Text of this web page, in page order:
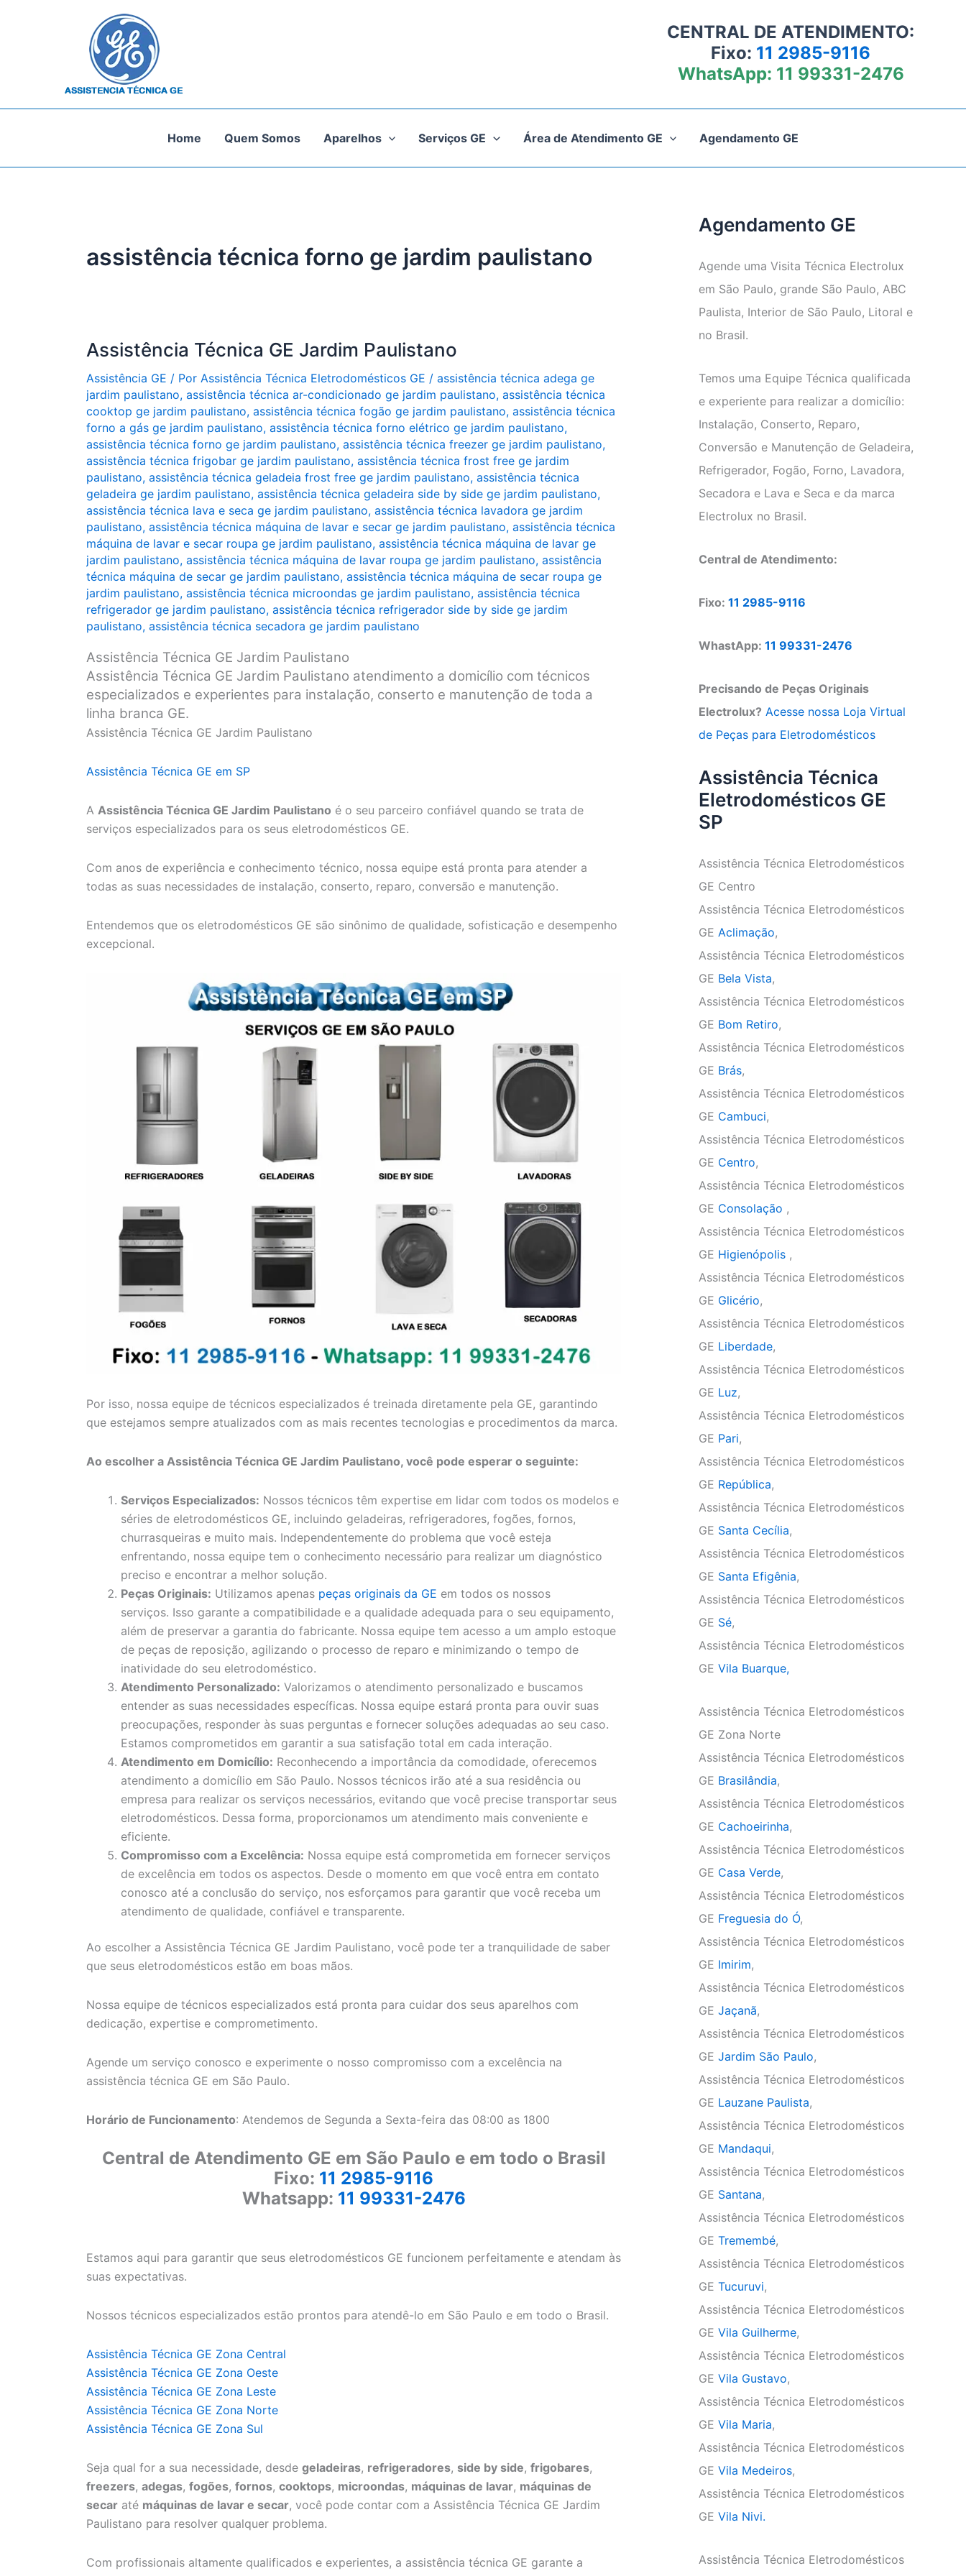
CENTRAL DE ATENDIMENTO:
Fixo: 11 2985-9116
WhatsApp: 11 99331-2476
Home Quem Somos Aparelhos Serviços GE Área de Atendimento GE Agendamento GE
assistência técnica forno ge jardim paulistano
Assistência Técnica GE Jardim Paulistano
Assistência GE / Por Assistência Técnica Eletrodomésticos GE / assistência técnica adega ge
jardim paulistano, assistência técnica ar-condicionado ge jardim paulistano, assistência técnica
cooktop ge jardim paulistano, assistência técnica fogão ge jardim paulistano, assistência técnica
forno a gás ge jardim paulistano, assistência técnica forno elétrico ge jardim paulistano,
assistência técnica forno ge jardim paulistano, assistência técnica freezer ge jardim paulistano,
assistência técnica frigobar ge jardim paulistano, assistência técnica frost free ge jardim
paulistano, assistência técnica geladeia frost free ge jardim paulistano, assistência técnica
geladeira ge jardim paulistano, assistência técnica geladeira side by side ge jardim paulistano,
assistência técnica lava e seca ge jardim paulistano, assistência técnica lavadora ge jardim
paulistano, assistência técnica máquina de lavar e secar ge jardim paulistano, assistência técnica
máquina de lavar e secar roupa ge jardim paulistano, assistência técnica máquina de lavar ge
jardim paulistano, assistência técnica máquina de lavar roupa ge jardim paulistano, assistência
técnica máquina de secar ge jardim paulistano, assistência técnica máquina de secar roupa ge
jardim paulistano, assistência técnica microondas ge jardim paulistano, assistência técnica
refrigerador ge jardim paulistano, assistência técnica refrigerador side by side ge jardim
paulistano, assistência técnica secadora ge jardim paulistano
Assistência Técnica GE Jardim Paulistano
Assistência Técnica GE Jardim Paulistano atendimento a domicílio com técnicos
especializados e experientes para instalação, conserto e manutenção de toda a
linha branca GE.
Assistência Técnica GE Jardim Paulistano
Assistência Técnica GE em SP
A Assistência Técnica GE Jardim Paulistano é o seu parceiro confiável quando se trata de
serviços especializados para os seus eletrodomésticos GE.
Com anos de experiência e conhecimento técnico, nossa equipe está pronta para atender a
todas as suas necessidades de instalação, conserto, reparo, conversão e manutenção.
Entendemos que os eletrodomésticos GE são sinônimo de qualidade, sofisticação e desempenho
excepcional.
Por isso, nossa equipe de técnicos especializados é treinada diretamente pela GE, garantindo
que estejamos sempre atualizados com as mais recentes tecnologias e procedimentos da marca.
Ao escolher a Assistência Técnica GE Jardim Paulistano, você pode esperar o seguinte:
Serviços Especializados: Nossos técnicos têm expertise em lidar com todos os modelos e
séries de eletrodomésticos GE, incluindo geladeiras, refrigeradores, fogões, fornos,
churrasqueiras e muito mais. Independentemente do problema que você esteja
enfrentando, nossa equipe tem o conhecimento necessário para realizar um diagnóstico
preciso e encontrar a melhor solução.
Peças Originais: Utilizamos apenas peças originais da GE em todos os nossos
serviços. Isso garante a compatibilidade e a qualidade adequada para o seu equipamento,
além de preservar a garantia do fabricante. Nossa equipe tem acesso a um amplo estoque
de peças de reposição, agilizando o processo de reparo e minimizando o tempo de
inatividade do seu eletrodoméstico.
Atendimento Personalizado: Valorizamos o atendimento personalizado e buscamos
entender as suas necessidades específicas. Nossa equipe estará pronta para ouvir suas
preocupações, responder às suas perguntas e fornecer soluções adequadas ao seu caso.
Estamos comprometidos em garantir a sua satisfação total em cada interação.
Atendimento em Domicílio: Reconhecendo a importância da comodidade, oferecemos
atendimento a domicílio em São Paulo. Nossos técnicos irão até a sua residência ou
empresa para realizar os serviços necessários, evitando que você precise transportar seus
eletrodomésticos. Dessa forma, proporcionamos um atendimento mais conveniente e
eficiente.
Compromisso com a Excelência: Nossa equipe está comprometida em fornecer serviços
de excelência em todos os aspectos. Desde o momento em que você entra em contato
conosco até a conclusão do serviço, nos esforçamos para garantir que você receba um
atendimento de qualidade, confiável e transparente.
Ao escolher a Assistência Técnica GE Jardim Paulistano, você pode ter a tranquilidade de saber
que seus eletrodomésticos estão em boas mãos.
Nossa equipe de técnicos especializados está pronta para cuidar dos seus aparelhos com
dedicação, expertise e comprometimento.
Agende um serviço conosco e experimente o nosso compromisso com a excelência na
assistência técnica GE em São Paulo.
Horário de Funcionamento: Atendemos de Segunda a Sexta-feira das 08:00 as 1800
Central de Atendimento GE em São Paulo e em todo o Brasil
Fixo: 11 2985-9116
Whatsapp: 11 99331-2476
Estamos aqui para garantir que seus eletrodomésticos GE funcionem perfeitamente e atendam às
suas expectativas.
Nossos técnicos especializados estão prontos para atendê-lo em São Paulo e em todo o Brasil.
Assistência Técnica GE Zona Central
Assistência Técnica GE Zona Oeste
Assistência Técnica GE Zona Leste
Assistência Técnica GE Zona Norte
Assistência Técnica GE Zona Sul
Seja qual for a sua necessidade, desde geladeiras, refrigeradores, side by side, frigobares,
freezers, adegas, fogões, fornos, cooktops, microondas, máquinas de lavar, máquinas de
secar até máquinas de lavar e secar, você pode contar com a Assistência Técnica GE Jardim
Paulistano para resolver qualquer problema.
Com profissionais altamente qualificados e experientes, a assistência técnica GE garante a
Agendamento GE
Agende uma Visita Técnica Electrolux
em São Paulo, grande São Paulo, ABC
Paulista, Interior de São Paulo, Litoral e
no Brasil.
Temos uma Equipe Técnica qualificada
e experiente para realizar a domicílio:
Instalação, Conserto, Reparo,
Conversão e Manutenção de Geladeira,
Refrigerador, Fogão, Forno, Lavadora,
Secadora e Lava e Seca e da marca
Electrolux no Brasil.
Central de Atendimento:
Fixo: 11 2985-9116
WhastApp: 11 99331-2476
Precisando de Peças Originais
Electrolux? Acesse nossa Loja Virtual
de Peças para Eletrodomésticos
Assistência Técnica
Eletrodomésticos GE
SP
Assistência Técnica Eletrodomésticos
GE Centro
Assistência Técnica Eletrodomésticos
GE Aclimação,
Assistência Técnica Eletrodomésticos
GE Bela Vista,
Assistência Técnica Eletrodomésticos
GE Bom Retiro,
Assistência Técnica Eletrodomésticos
GE Brás,
Assistência Técnica Eletrodomésticos
GE Cambuci,
Assistência Técnica Eletrodomésticos
GE Centro,
Assistência Técnica Eletrodomésticos
GE Consolação ,
Assistência Técnica Eletrodomésticos
GE Higienópolis ,
Assistência Técnica Eletrodomésticos
GE Glicério,
Assistência Técnica Eletrodomésticos
GE Liberdade,
Assistência Técnica Eletrodomésticos
GE Luz,
Assistência Técnica Eletrodomésticos
GE Pari,
Assistência Técnica Eletrodomésticos
GE República,
Assistência Técnica Eletrodomésticos
GE Santa Cecília,
Assistência Técnica Eletrodomésticos
GE Santa Efigênia,
Assistência Técnica Eletrodomésticos
GE Sé,
Assistência Técnica Eletrodomésticos
GE Vila Buarque,
Assistência Técnica Eletrodomésticos
GE Zona Norte
Assistência Técnica Eletrodomésticos
GE Brasilândia,
Assistência Técnica Eletrodomésticos
GE Cachoeirinha,
Assistência Técnica Eletrodomésticos
GE Casa Verde,
Assistência Técnica Eletrodomésticos
GE Freguesia do Ó,
Assistência Técnica Eletrodomésticos
GE Imirim,
Assistência Técnica Eletrodomésticos
GE Jaçanã,
Assistência Técnica Eletrodomésticos
GE Jardim São Paulo,
Assistência Técnica Eletrodomésticos
GE Lauzane Paulista,
Assistência Técnica Eletrodomésticos
GE Mandaqui,
Assistência Técnica Eletrodomésticos
GE Santana,
Assistência Técnica Eletrodomésticos
GE Tremembé,
Assistência Técnica Eletrodomésticos
GE Tucuruvi,
Assistência Técnica Eletrodomésticos
GE Vila Guilherme,
Assistência Técnica Eletrodomésticos
GE Vila Gustavo,
Assistência Técnica Eletrodomésticos
GE Vila Maria,
Assistência Técnica Eletrodomésticos
GE Vila Medeiros,
Assistência Técnica Eletrodomésticos
GE Vila Nivi.
Assistência Técnica Eletrodomésticos